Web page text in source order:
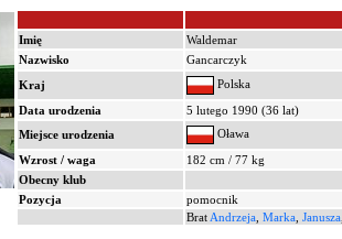
Imię
Waldemar
Nazwisko
Gancarczyk
Kraj
Polska
Data urodzenia
5 lutego 1990 (36 lat)
Miejsce urodzenia
Oława
Wzrost / waga
182 cm / 77 kg
Obecny klub
Pozycja
pomocnik
Brat Andrzeja Marka Janusza